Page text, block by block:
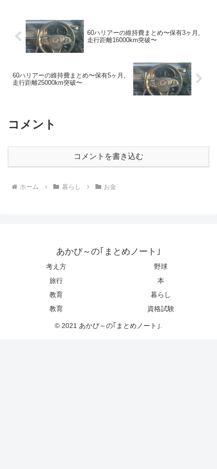
60ハリアーの維持費まとめ〜保有3ヶ月,
走行距離16000km突破〜
60ハリアーの維持費まとめ〜保有5ヶ月,
走行距離25000km突破〜
コメント
コメントを書き込む
ホーム 暮らし お金
あかぴ～の｢まとめノート｣
考え方
野球
旅行
本
教育
暮らし
教育
資格試験
© 2021 あかぴ～の｢まとめノート｣.